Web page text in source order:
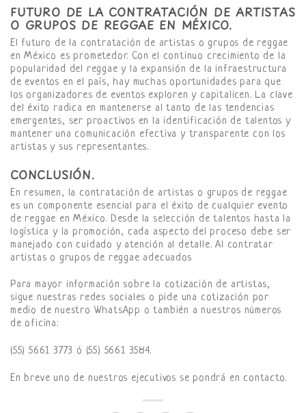
FUTURO DE LA CONTRATACIÓN DE ARTISTAS
O GRUPOS DE REGGAE EN MÉXICO.
El futuro de la contratación de artistas o grupos de reggae
en México es prometedor. Con el continuo crecimiento de la
popularidad del reggae y la expansión de la infraestructura
de eventos en el país, hay muchas oportunidades para que
los organizadores de eventos exploren y capitalicen. La clave
del éxito radica en mantenerse al tanto de las tendencias
emergentes, ser proactivos en la identificación de talentos y
mantener una comunicación efectiva y transparente con los
artistas y sus representantes.
CONCLUSIÓN.
En resumen, la contratación de artistas o grupos de reggae
es un componente esencial para el éxito de cualquier evento
de reggae en México. Desde la selección de talentos hasta la
logística y la promoción, cada aspecto del proceso debe ser
manejado con cuidado y atención al detalle. Al contratar
artistas o grupos de reggae adecuados
Para mayor información sobre la cotización de artistas,
sigue nuestras redes sociales o pide una cotización por
medio de nuestro WhatsApp o también a nuestros números
de oficina:
(55) 5661 3773 ó (55) 5661 3584.
En breve uno de nuestros ejecutivos se pondrá en contacto.